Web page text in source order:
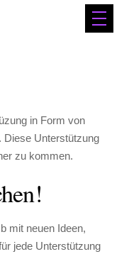
in Form von
Diese Unterstützung
zu kommen.
mit neuen Ideen,
jede Unterstützung